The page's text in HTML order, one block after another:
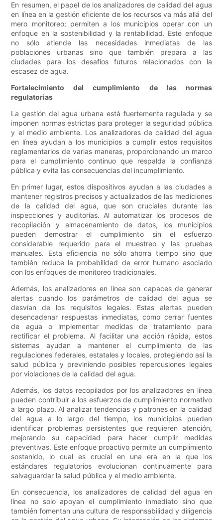
En resumen, el papel de los analizadores de calidad del agua
en línea en la gestión eficiente de los recursos va más allá del
mero monitoreo; permiten a los municipios operar con un
enfoque en la sostenibilidad y la rentabilidad. Este enfoque
no sólo atiende las necesidades inmediatas de las
poblaciones urbanas sino que también prepara a las
ciudades para los desafíos futuros relacionados con la
escasez de agua.
Fortalecimiento del cumplimiento de las normas
regulatorias
La gestión del agua urbana está fuertemente regulada y se
imponen normas estrictas para proteger la seguridad pública
y el medio ambiente. Los analizadores de calidad del agua
en línea ayudan a los municipios a cumplir estos requisitos
reglamentarios de varias maneras, proporcionando un marco
para el cumplimiento continuo que respalda la confianza
pública y evita las consecuencias del incumplimiento.
En primer lugar, estos dispositivos ayudan a las ciudades a
mantener registros precisos y actualizados de las mediciones
de la calidad del agua, que son cruciales durante las
inspecciones y auditorías. Al automatizar los procesos de
recopilación y almacenamiento de datos, los municipios
pueden demostrar el cumplimiento sin el esfuerzo
considerable requerido para el muestreo y las pruebas
manuales. Esta eficiencia no sólo ahorra tiempo sino que
también reduce la probabilidad de error humano asociado
con los enfoques de monitoreo tradicionales.
Además, los analizadores en línea son capaces de generar
alertas cuando los parámetros de calidad del agua se
desvían de los requisitos legales. Estas alertas pueden
desencadenar respuestas inmediatas, como cerrar fuentes
de agua o implementar medidas de tratamiento para
rectificar el problema. Al facilitar una acción rápida, estos
sistemas ayudan a mantener el cumplimiento de las
regulaciones federales, estatales y locales, protegiendo así la
salud pública y previniendo posibles repercusiones legales
por violaciones de la calidad del agua.
Además, los datos recopilados por los analizadores en línea
pueden contribuir a los esfuerzos de cumplimiento normativo
a largo plazo. Al analizar tendencias y patrones en la calidad
del agua a lo largo del tiempo, los municipios pueden
identificar problemas persistentes que requieren atención,
mejorando su capacidad para hacer cumplir medidas
preventivas. Este enfoque proactivo permite un cumplimiento
sostenido, lo cual es crucial en una era en la que los
estándares regulatorios evolucionan continuamente para
salvaguardar la salud pública y el medio ambiente.
En consecuencia, los analizadores de calidad del agua en
línea no solo apoyan el cumplimiento inmediato sino que
también fomentan una cultura de responsabilidad y diligencia